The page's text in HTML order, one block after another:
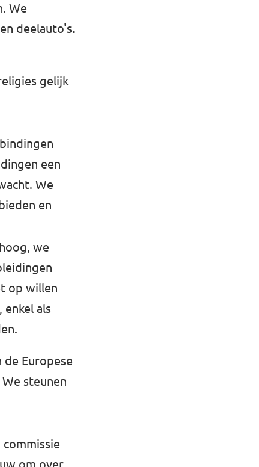
We
deelauto's.
gelijk
een
We
en
we
op willen
als
Europese
steunen